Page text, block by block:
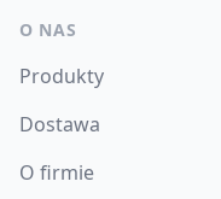
O NAS
Produkty
Dostawa
O firmie